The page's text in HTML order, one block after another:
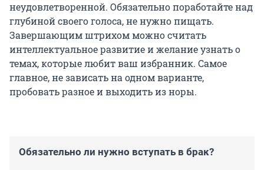
неудовлетворенной. Обязательно поработайте над
глубиной своего голоса, не нужно пищать.
Завершающим штрихом можно считать
интеллектуальное развитие и желание узнать о
темах, которые любит ваш избранник. Самое
главное, не зависать на одном варианте,
пробовать разное и выходить из норы.
Обязательно ли нужно вступать в брак?